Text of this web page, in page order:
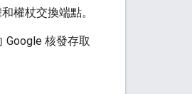
權杖交換端點。
Google 核發存取